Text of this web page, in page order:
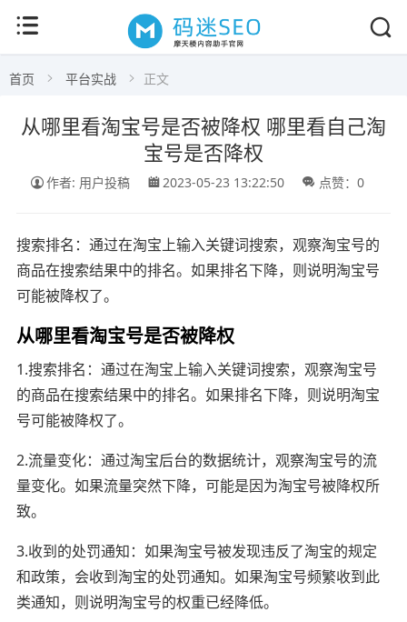
首页 平台实战 正文
从哪里看淘宝号是否被降权 哪里看自己淘
宝号是否降权
作者: 用户投稿 2023-05-23 13:22:50 点赞：0
搜索排名：通过在淘宝上输入关键词搜索，观察淘宝号的
商品在搜索结果中的排名。如果排名下降，则说明淘宝号
可能被降权了。
从哪里看淘宝号是否被降权
1.搜索排名：通过在淘宝上输入关键词搜索，观察淘宝号
的商品在搜索结果中的排名。如果排名下降，则说明淘宝
号可能被降权了。
2.流量变化：通过淘宝后台的数据统计，观察淘宝号的流
量变化。如果流量突然下降，可能是因为淘宝号被降权所
致。
3.收到的处罚通知：如果淘宝号被发现违反了淘宝的规定
和政策，会收到淘宝的处罚通知。如果淘宝号频繁收到此
类通知，则说明淘宝号的权重已经降低。